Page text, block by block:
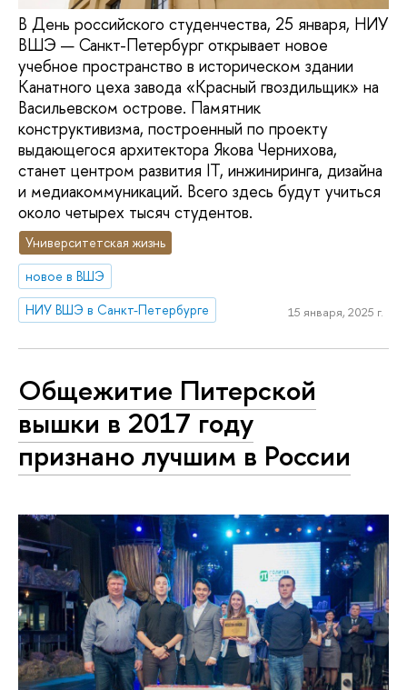
В День российского студенчества, 25 января, НИУ
ВШЭ — Санкт-Петербург открывает новое
учебное пространство в историческом здании
Канатного цеха завода «Красный гвоздильщик» на
Васильевском острове. Памятник
конструктивизма, построенный по проекту
выдающегося архитектора Якова Чернихова,
станет центром развития IT, инжиниринга, дизайна
и медиакоммуникаций. Всего здесь будут учиться
около четырех тысяч студентов.
Университетская жизнь
новое в ВШЭ
НИУ ВШЭ в Санкт-Петербурге
15 января, 2025 г.
Общежитие Питерской
вышки в 2017 году
признано лучшим в России